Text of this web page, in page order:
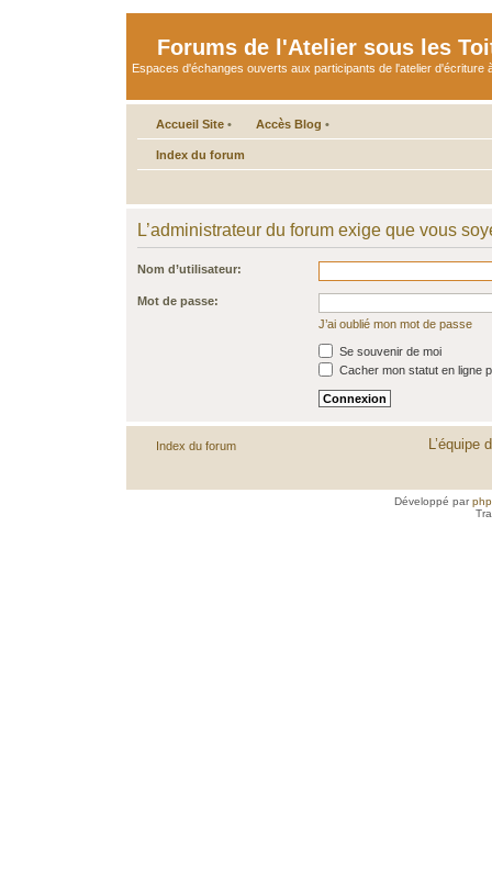
Forums de l'Atelier sous les
Espaces d'échanges ouverts aux participants de l'atelier d'écriture
Accueil Site • Accès Blog •
Index du forum
L’administrateur du forum exige que vous
Nom d’utilisateur:
Mot de passe:
J’ai oublié mon mot de passe
Se souvenir de moi
Cacher mon statut en ligne
Index du forum L’équipe
Développé par